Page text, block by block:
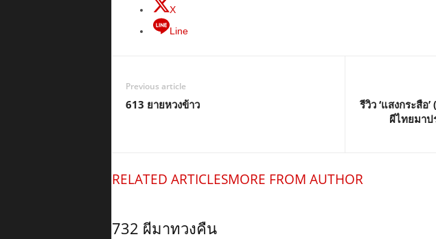
X
Line
Previous article
613 ยายหวงข้าว
รีวิว ‘แสงกระสื
ผีไทยมาป
RELATED ARTICLESMORE FROM AUTHOR
732 ผีมาทวงคืน